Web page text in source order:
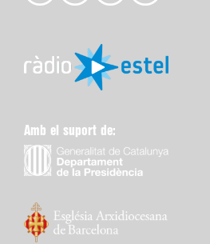
Amb el suport de: